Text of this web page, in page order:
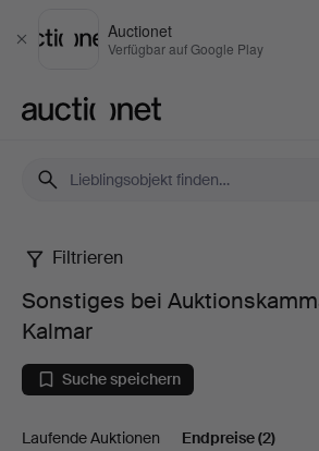
Schließen
Auctionet
Verfügbar auf Google Play
Sonstiges
bei
Auktionskammaren
Sydost
Filtrieren
Sonstiges bei
Kalmar
Suche speichern
Laufende Auktionen Endpreise(2)